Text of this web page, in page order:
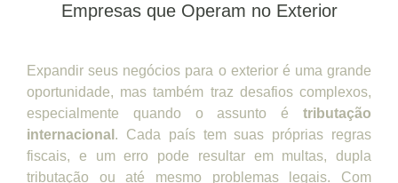
Empresas que Operam no Exterior
Expandir seus negócios para o exterior é uma grande
oportunidade, mas também traz desafios complexos,
especialmente quando o assunto é tributação
internacional . Cada país tem suas próprias regras
fiscais, e um erro pode resultar em multas, dupla
tributação ou até mesmo problemas legais. Com